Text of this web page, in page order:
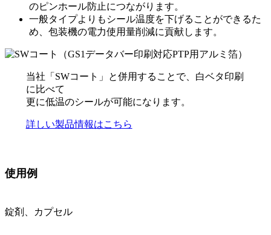
のピンホール防止につながります。
一般タイプよりもシール温度を下げることができるた
め、包装機の電力使用量削減に貢献します。
当社「SWコート」と併用することで、白ベタ印刷
に比べて
更に低温のシールが可能になります。
詳しい製品情報はこちら
使用例
錠剤、カプセル